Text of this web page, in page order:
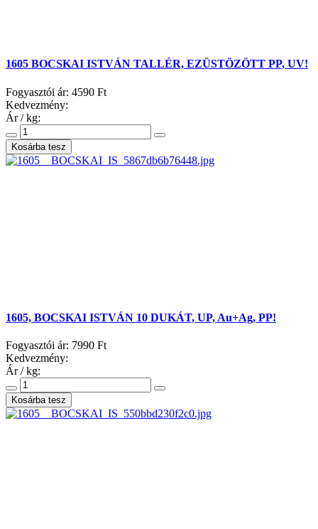
1605 BOCSKAI ISTVÁN TALLÉR, EZÜSTÖZÖTT PP, UV!
Fogyasztói ár: 4590 Ft
Kedvezmény:
Ár / kg:
1605, BOCSKAI ISTVÁN 10 DUKÁT, UP, Au+Ag, PP!
Fogyasztói ár: 7990 Ft
Kedvezmény:
Ár / kg: